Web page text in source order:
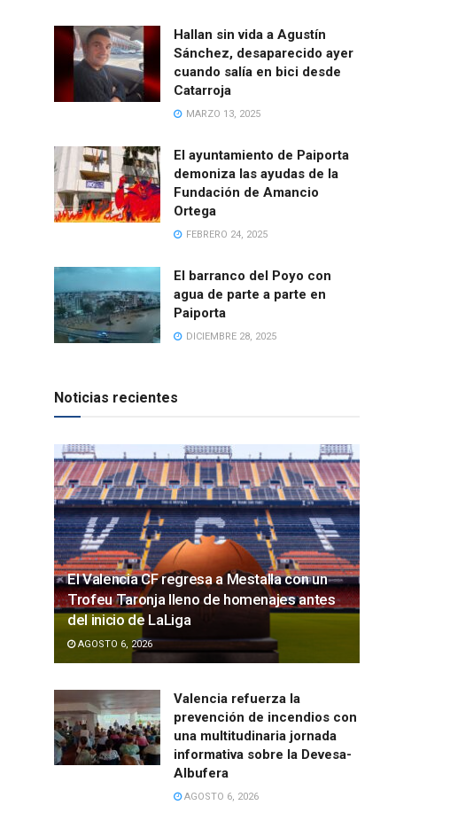
Hallan sin vida a Agustín
Sánchez, desaparecido ayer
cuando salía en bici desde
Catarroja
MARZO 13, 2025
El ayuntamiento de Paiporta
demoniza las ayudas de la
Fundación de Amancio
Ortega
FEBRERO 24, 2025
El barranco del Poyo con
agua de parte a parte en
Paiporta
DICIEMBRE 28, 2025
Noticias recientes
El Valencia CF regresa a Mestalla con un
Trofeu Taronja lleno de homenajes antes
del inicio de LaLiga
AGOSTO 6, 2026
Valencia refuerza la
prevención de incendios con
una multitudinaria jornada
informativa sobre la Devesa-
Albufera
AGOSTO 6, 2026